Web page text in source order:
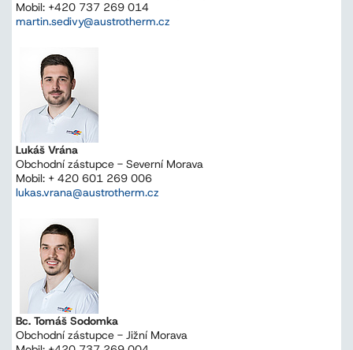
Mobil: +420 737 269 014
martin.sedivy@austrotherm.cz
Lukáš Vrána
Obchodní zástupce - Severní Morava
Mobil: + 420 601 269 006
lukas.vrana@austrotherm.cz
Bc. Tomáš Sodomka
Obchodní zástupce - Jižní Morava